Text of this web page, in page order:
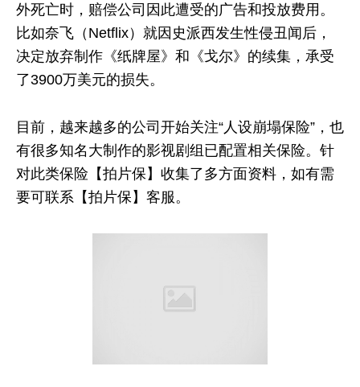
外死亡时，赔偿公司因此遭受的广告和投放费用。
比如奈飞（Netflix）就因史派西发生性侵丑闻后，
决定放弃制作《纸牌屋》和《戈尔》的续集，承受
了3900万美元的损失。
目前，越来越多的公司开始关注“人设崩塌保险”，也
有很多知名大制作的影视剧组已配置相关保险。针
对此类保险【拍片保】收集了多方面资料，如有需
要可联系【拍片保】客服。